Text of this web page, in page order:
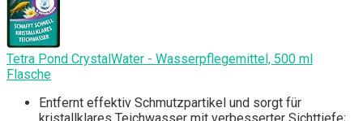
Tetra Pond CrystalWater - Wasserpflegemittel, 500 ml
Flasche
Entfernt effektiv Schmutzpartikel und sorgt für